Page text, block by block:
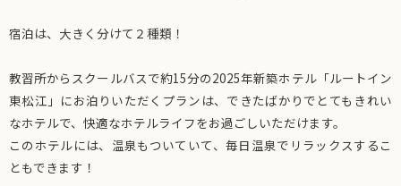
宿泊は、大きく分けて２種類！
教習所からスクールバスで約15分の2025年新築ホテル「ルートイン
東松江」にお泊りいただくプランは、できたばかりでとてもきれい
なホテルで、快適なホテルライフをお過ごしいただけます。
このホテルには、温泉もついていて、毎日温泉でリラックスするこ
ともできます！